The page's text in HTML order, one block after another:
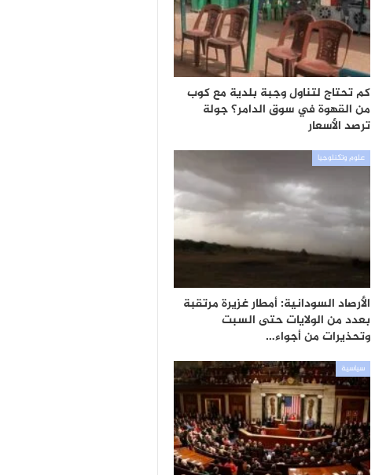
كم تحتاج لتناول وجبة بلدية مع كوب
من القهوة في سوق الدامر؟ جولة
ترصد الأسعار
علوم وتكنلوجيا
الأرصاد السودانية: أمطار غزيرة مرتقبة
بعدد من الولايات حتى السبت
وتحذيرات من أجواء…
سياسية